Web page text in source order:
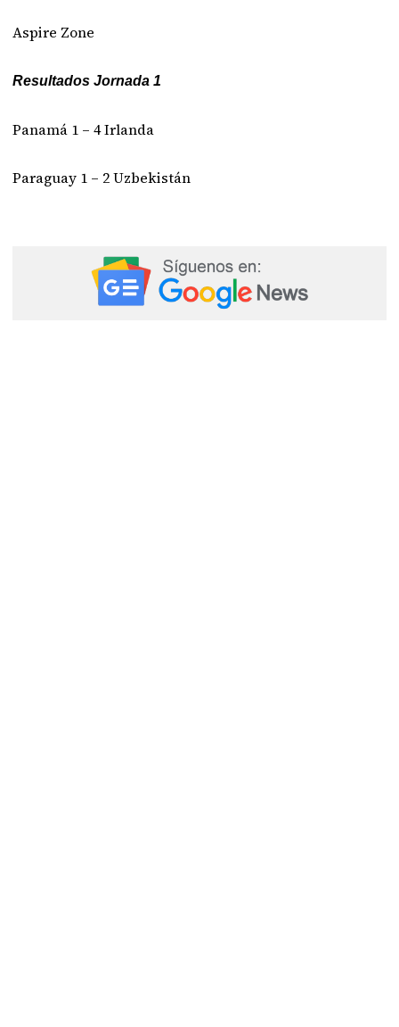
Aspire Zone
Resultados Jornada 1
Panamá 1 – 4 Irlanda
Paraguay 1 – 2 Uzbekistán